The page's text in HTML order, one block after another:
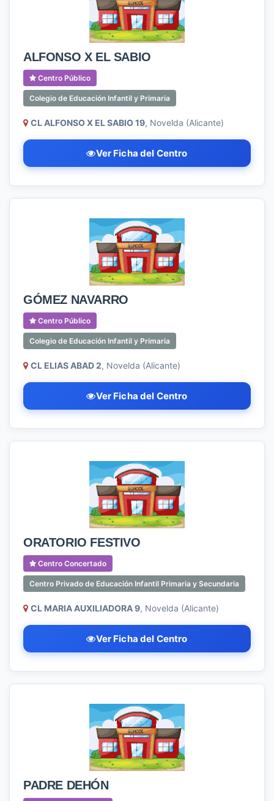
ALFONSO X EL SABIO
Centro Público
Colegio de Educación Infantil y Primaria
CL ALFONSO X EL SABIO 19, Novelda (Alicante)
Ver Ficha del Centro
GÓMEZ NAVARRO
Centro Público
Colegio de Educación Infantil y Primaria
CL ELIAS ABAD 2, Novelda (Alicante)
Ver Ficha del Centro
ORATORIO FESTIVO
Centro Concertado
Centro Privado de Educación Infantil Primaria y Secundaria
CL MARIA AUXILIADORA 9, Novelda (Alicante)
Ver Ficha del Centro
PADRE DEHÓN